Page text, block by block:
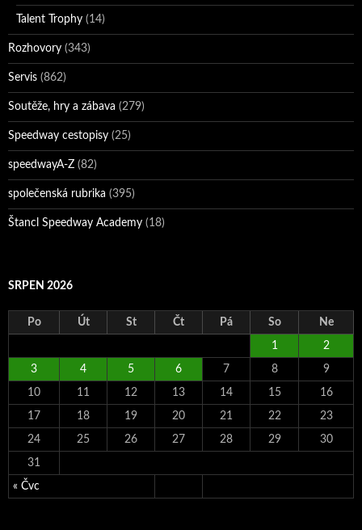
Talent Trophy (14)
Rozhovory (343)
Servis (862)
Soutěže, hry a zábava (279)
Speedway cestopisy (25)
speedwayA-Z (82)
společenská rubrika (395)
Štancl Speedway Academy (18)
SRPEN 2026
Po Út St Čt Pá So Ne
« Čvc
1 2
3 4 5 6 7 8 9
10 11 12 13 14 15 16
17 18 19 20 21 22 23
24 25 26 27 28 29 30
31